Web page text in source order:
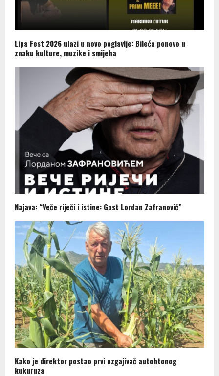
Lipa Fest 2026 ulazi u novo poglavlje: Bileća ponovo u
znaku kulture, muzike i smijeha
Najava: “Veče riječi i istine: Gost Lordan Zafranović”
Kako je direktor postao prvi uzgajivač autohtonog
kukuruza